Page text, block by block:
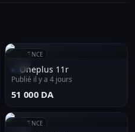
RÉFÉRENCE
Oneplus 11r
Publié il y a 4 jours
⁦51 000 DA⁩
RÉFÉRENCE